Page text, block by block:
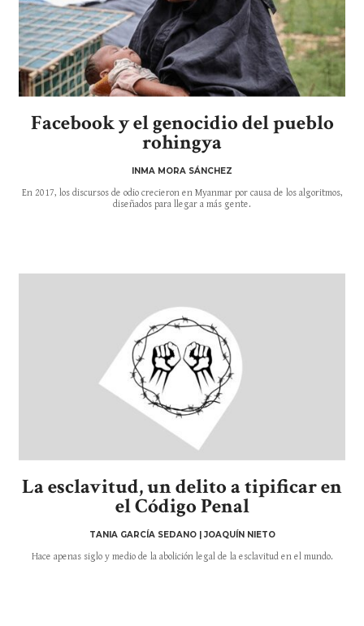
Facebook y el genocidio del pueblo
rohingya
INMA MORA SÁNCHEZ
En 2017, los discursos de odio crecieron en Myanmar por causa de los algoritmos,
diseñados para llegar a más gente.
La esclavitud, un delito a tipificar en
el Código Penal
TANIA GARCÍA SEDANO | JOAQUÍN NIETO
Hace apenas siglo y medio de la abolición legal de la esclavitud en el mundo.